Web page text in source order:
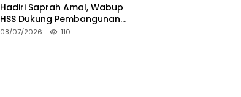
Hadiri Saprah Amal, Wabup
HSS Dukung Pembangunan
Langgar Dusun Jalai
08/07/2026 110